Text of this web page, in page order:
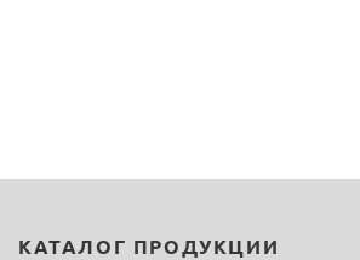
КАТАЛОГ ПРОДУКЦИИ